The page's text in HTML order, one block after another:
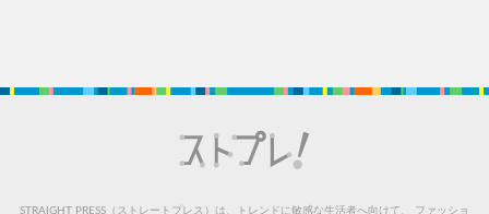
STRAIGHT PRESS（ストレートプレス）は、トレンドに敏感な生活者へ向けて、 ファッショ